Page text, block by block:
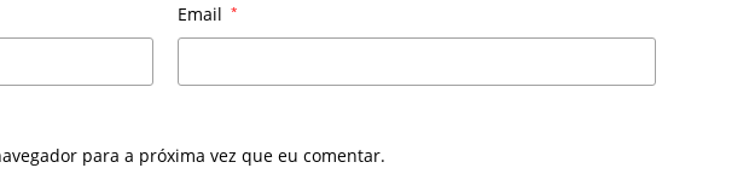
Email *
para a próxima vez que eu comentar.